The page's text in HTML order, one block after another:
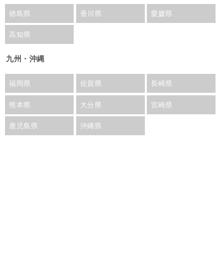
徳島県 香川県 愛媛県
高知県
九州・沖縄
福岡県 佐賀県 長崎県
熊本県 大分県 宮崎県
鹿児島県 沖縄県